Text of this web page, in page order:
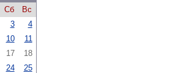
Сб
Вс
3
4
10
11
17
18
24
25